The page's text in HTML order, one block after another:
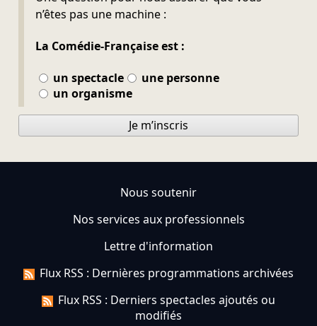
n’êtes pas une machine :
La Comédie-Française est :
un spectacle
une personne
un organisme
Je m’inscris
Nous soutenir
Nos services aux professionnels
Lettre d'information
Flux RSS : Dernières programmations archivées
Flux RSS : Derniers spectacles ajoutés ou
modifiés